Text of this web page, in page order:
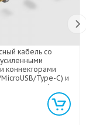
кабель со
коннекторами
Type-C) и
1м